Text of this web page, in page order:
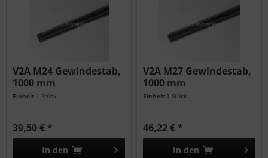
V2A M24 Gewindestab,
1000 mm
Einheit 1 Stück
39,50 € *
In den
V2A M27 Gewindestab,
1000 mm
Einheit 1 Stück
46,22 € *
In den